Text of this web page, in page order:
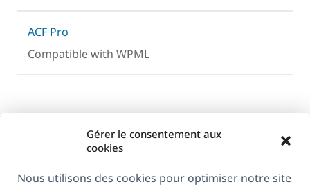
Gérer le consentement aux
cookies
Nous utilisons des cookies pour optimiser notre site
ACF Pro
Compatible with WPML